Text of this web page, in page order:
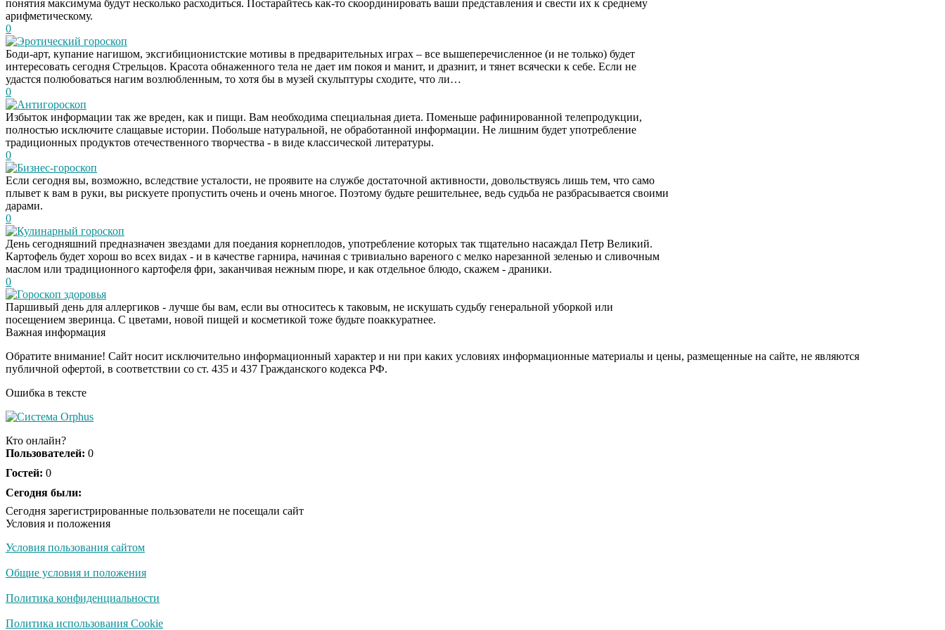
понятия максимума будут несколько расходиться. Постарайтесь как-то скоординировать ваши представления и свести их к среднему
арифметическому.
0
Эротический гороскоп
Боди-арт, купание нагишом, эксгибиционистские мотивы в предварительных играх – все вышеперечисленное (и не только) будет
интересовать сегодня Стрельцов. Красота обнаженного тела не дает им покоя и манит, и дразнит, и тянет всячески к себе. Если не
удастся полюбоваться нагим возлюбленным, то хотя бы в музей скульптуры сходите, что ли…
0
Антигороскоп
Избыток информации так же вреден, как и пищи. Вам необходима специальная диета. Поменьше рафинированной телепродукции,
полностью исключите слащавые истории. Побольше натуральной, не обработанной информации. Не лишним будет употребление
традиционных продуктов отечественного творчества - в виде классической литературы.
0
Бизнес-гороскоп
Если сегодня вы, возможно, вследствие усталости, не проявите на службе достаточной активности, довольствуясь лишь тем, что само
плывет к вам в руки, вы рискуете пропустить очень и очень многое. Поэтому будьте решительнее, ведь судьба не разбрасывается своими
дарами.
0
Кулинарный гороскоп
День сегодняшний предназначен звездами для поедания корнеплодов, употребление которых так тщательно насаждал Петр Великий.
Картофель будет хорош во всех видах - и в качестве гарнира, начиная с тривиально вареного с мелко нарезанной зеленью и сливочным
маслом или традиционного картофеля фри, заканчивая нежным пюре, и как отдельное блюдо, скажем - драники.
0
Гороскоп здоровья
Паршивый день для аллергиков - лучше бы вам, если вы относитесь к таковым, не искушать судьбу генеральной уборкой или
посещением зверинца. С цветами, новой пищей и косметикой тоже будьте поаккуратнее.
Важная информация
Обратите внимание! Сайт носит исключительно информационный характер и ни при каких условиях информационные материалы и цены, размещенные на сайте, не являются
публичной офертой, в соответствии со ст. 435 и 437 Гражданского кодекса РФ.
Ошибка в тексте
Кто онлайн?
Пользователей: 0
Гостей: 0
Сегодня были:
Сегодня зарегистрированные пользователи не посещали сайт
Условия и положения
Условия пользования сайтом
Общие условия и положения
Политика конфиденциальности
Политика использования Cookie